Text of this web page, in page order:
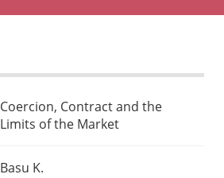
Coercion, Contract and the
Limits of the Market
Basu K.